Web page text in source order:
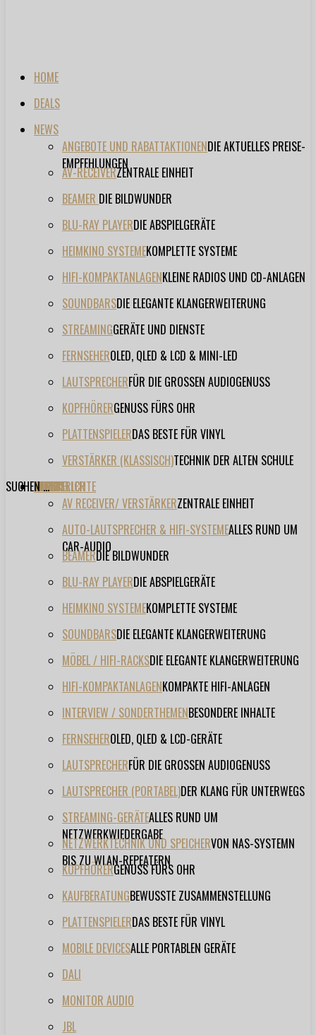
HOME
DEALS
NEWS
ANGEBOTE UND RABATTAKTIONENDIE AKTUELLES PREISE-
EMPFEHLUNGEN
AV-RECEIVERZENTRALE EINHEIT
BEAMER DIE BILDWUNDER
BLU-RAY PLAYERDIE ABSPIELGERÄTE
HEIMKINO SYSTEMEKOMPLETTE SYSTEME
HIFI-KOMPAKTANLAGENKLEINE RADIOS UND CD-ANLAGEN
SOUNDBARSDIE ELEGANTE KLANGERWEITERUNG
STREAMINGGERÄTE UND DIENSTE
FERNSEHEROLED, QLED & LCD & MINI-LED
LAUTSPRECHERFÜR DIE GROSSEN AUDIOGENUSS
KOPFHÖRERGENUSS FÜRS OHR
PLATTENSPIELERDAS BESTE FÜR VINYL
VERSTÄRKER (KLASSISCH)TECHNIK DER ALTEN SCHULE
TESTBERICHTE
AV RECEIVER/ VERSTÄRKERZENTRALE EINHEIT
AUTO-LAUTSPRECHER & HIFI-SYSTEMEALLES RUND UM
CAR-AUDIO
BEAMERDIE BILDWUNDER
BLU-RAY PLAYERDIE ABSPIELGERÄTE
HEIMKINO SYSTEMEKOMPLETTE SYSTEME
SOUNDBARSDIE ELEGANTE KLANGERWEITERUNG
MÖBEL / HIFI-RACKSDIE ELEGANTE KLANGERWEITERUNG
HIFI-KOMPAKTANLAGENKOMPAKTE HIFI-ANLAGEN
INTERVIEW / SONDERTHEMENBESONDERE INHALTE
FERNSEHEROLED, QLED & LCD-GERÄTE
LAUTSPRECHERFÜR DIE GROSSEN AUDIOGENUSS
LAUTSPRECHER (PORTABEL)DER KLANG FÜR UNTERWEGS
STREAMING-GERÄTEALLES RUND UM
NETZWERKWIEDERGABE
NETZWERKTECHNIK UND SPEICHERVON NAS-SYSTEMN
BIS ZU WLAN-REPEATERN
KOPFHÖRERGENUSS FÜRS OHR
KAUFBERATUNGBEWUSSTE ZUSAMMENSTELLUNG
PLATTENSPIELERDAS BESTE FÜR VINYL
MOBILE DEVICESALLE PORTABLEN GERÄTE
FORUM
FILME
VIDEOS
HERSTELLER
DALI
MONITOR AUDIO
JBL
EVENT
SUCHEN ...